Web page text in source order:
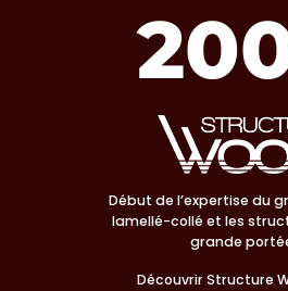
Début de l’expertise du
lamellé-collé et les
grande
Découvrir Structure